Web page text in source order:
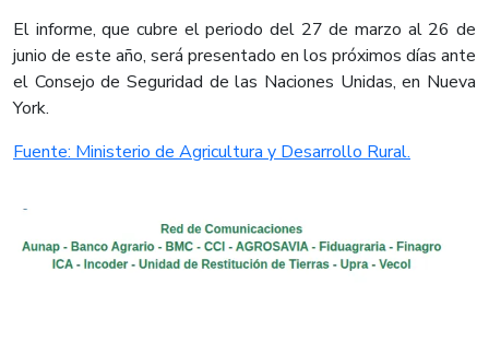
El informe, que cubre el periodo del 27 de marzo al 26 de
junio de este año, será presentado en los próximos días ante
el Consejo de Seguridad de las Naciones Unidas, en Nueva
York.​
Fuente: Ministerio de Agricultura y Desarrollo Rural.​